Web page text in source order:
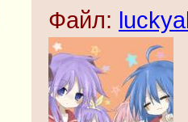
Файл: